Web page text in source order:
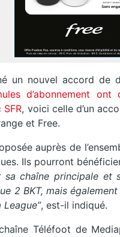
un nouvel accord de
d’abonnement ont
, voici celle d’un
et Free.
auprès de
Ils pourront
chaîne principale et
2 BKT, mais
League”, est-il indiqué.
Téléfoot de